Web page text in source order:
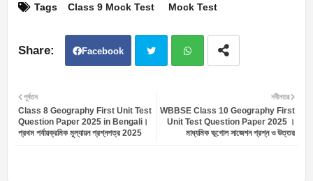
Tags Class 9 Mock Test Mock Test
Facebook
ter atsa
নবীনতর
WBBSE Class 10 Geography First
Unit Test Question Paper 2025 ।
মাধ্যমিক ভূগোল সাজেশন প্রশ্ন ও উত্তর
পূর্বতন
Class 8 Geography First Unit Test
Question Paper 2025 in Bengali।
প্রথম পর্যায়ক্রমিক মূল্যায়ন প্রশ্নপত্র 2025